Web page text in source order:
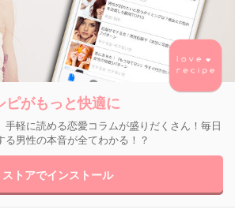
ピがもっと快適に
手軽に読める恋愛コラムが盛りだくさん！毎日
る男性の本音が全てわかる！？
ストアでインストール